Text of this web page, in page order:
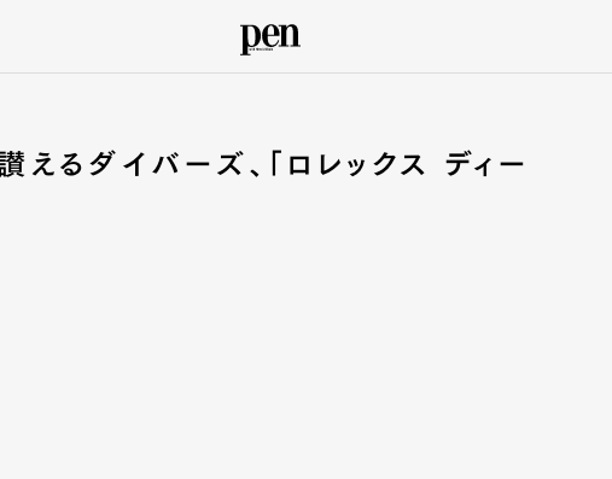
るダイバーズ、「ロレックス ディー